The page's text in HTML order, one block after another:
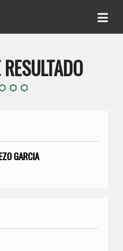
GARCIA